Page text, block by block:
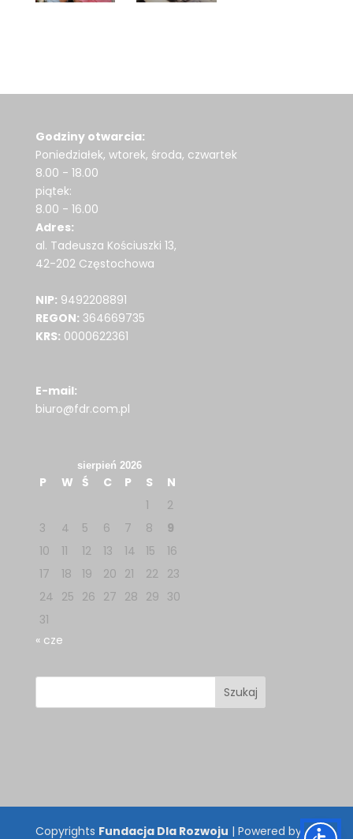
Godziny otwarcia:
Poniedziałek, wtorek, środa, czwartek
8.00 - 18.00
piątek:
8.00 - 16.00
Adres:
al. Tadeusza Kościuszki 13,
42-202 Częstochowa
NIP: 9492208891
REGON: 364669735
KRS: 0000622361
E-mail:
biuro@fdr.com.pl
sierpień 2026
P W Ś C P S
N
1
2
3
4 5 6 7 8
9
10
11 12 13 14 15
16
17
18 19 20 21 22
23
24 25 26 27 28 29 30
31
« cze
Copyrights Fundacja Dla Rozwoju | Powered by